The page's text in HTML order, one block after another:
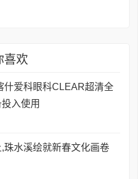
喜欢
什爱科眼科CLEAR超清全
投入使用
珠水溪绘就新春文化画卷